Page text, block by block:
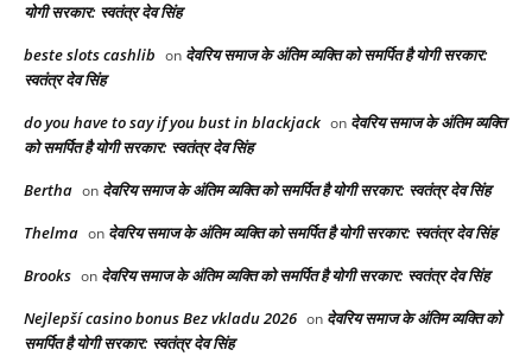
योगी सरकार: स्वतंत्र देव सिंह
beste slots cashlib on देवरिय समाज के अंतिम व्यक्ति को समर्पित है योगी सरकार:
स्वतंत्र देव सिंह
do you have to say if you bust in blackjack on देवरिय समाज के अंतिम व्यक्ति
को समर्पित है योगी सरकार: स्वतंत्र देव सिंह
Bertha on देवरिय समाज के अंतिम व्यक्ति को समर्पित है योगी सरकार: स्वतंत्र देव सिंह
Thelma on देवरिय समाज के अंतिम व्यक्ति को समर्पित है योगी सरकार: स्वतंत्र देव सिंह
Brooks on देवरिय समाज के अंतिम व्यक्ति को समर्पित है योगी सरकार: स्वतंत्र देव सिंह
Nejlepší casino bonus Bez vkladu 2026 on देवरिय समाज के अंतिम व्यक्ति को
समर्पित है योगी सरकार: स्वतंत्र देव सिंह